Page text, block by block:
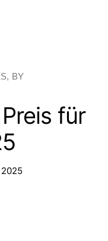
BY
für